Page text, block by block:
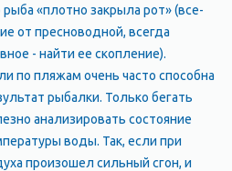
рыба «плотно закрыла рот» (все-
от пресноводной, всегда
- найти ее скопление).
по пляжам очень часто способна
рыбалки. Только бегать
анализировать состояние
воды. Так, если при
произошел сильный сгон, и